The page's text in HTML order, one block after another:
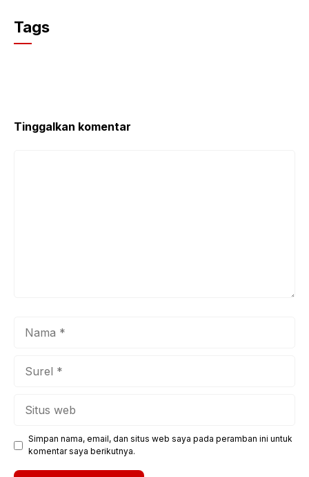
Tags
Tinggalkan komentar
Simpan nama, email, dan situs web saya pada peramban ini untuk
komentar saya berikutnya.